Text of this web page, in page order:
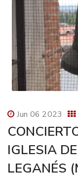
Jun 06 2023
IGLESIA
LEGANÉS